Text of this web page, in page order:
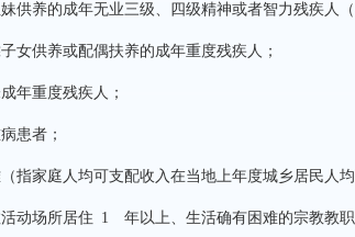
供养的成年无业三级、四级精神或者智力残疾人
女供养或配偶扶养的成年重度残疾人；
年重度残疾人；
患者；
（指家庭人均可支配收入在当地上年度城乡居民人
动场所居住 1 年以上、生活确有困难的宗教教职